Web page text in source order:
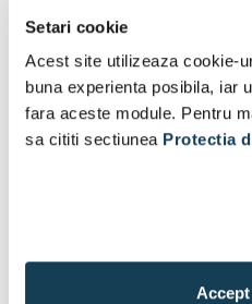
Setari cookie
Acest site utilizeaza cookie-
buna experienta posibila, iar
fara aceste module. Pentru
sa cititi sectiunea Protectia